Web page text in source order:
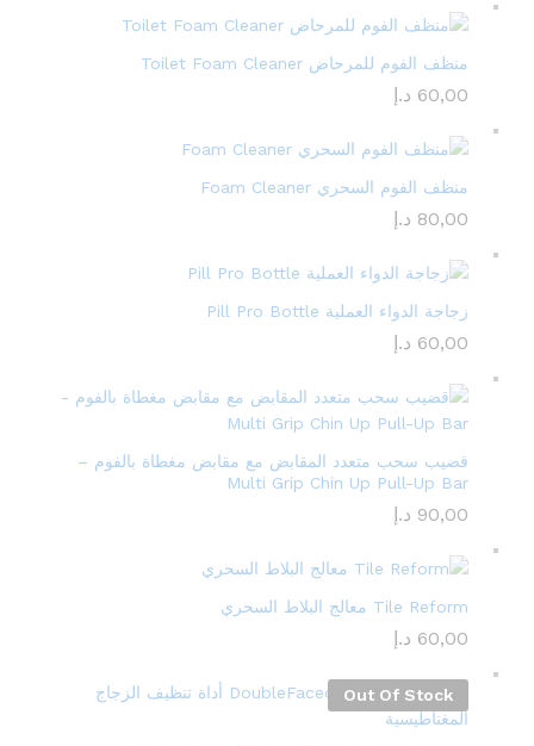
منظف الفوم للمرحاض Toilet Foam Cleaner
60,00 د.إ
منظف الفوم السحري Foam Cleaner
80,00 د.إ
زجاجة الدواء العملية Pill Pro Bottle
60,00 د.إ
قضيب سحب متعدد المقابض مع مقابض مغطاة بالفوم –
Multi Grip Chin Up Pull-Up Bar
90,00 د.إ
Tile Reform معالج البلاط السحري
60,00 د.إ
Out Of Stock